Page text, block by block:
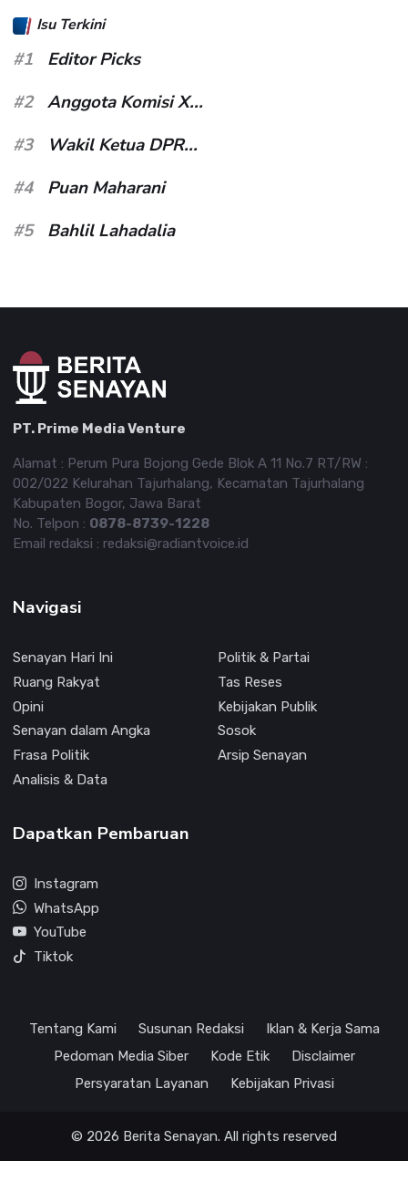
Isu Terkini
#1
Editor Picks
#2
Anggota Komisi X...
#3
Wakil Ketua DPR...
#4
Puan Maharani
#5
Bahlil Lahadalia
PT. Prime Media Venture
Alamat : Perum Pura Bojong Gede Blok A 11 No.7 RT/RW :
002/022 Kelurahan Tajurhalang, Kecamatan Tajurhalang
Kabupaten Bogor, Jawa Barat
No. Telpon : 0878-8739-1228
Email redaksi : redaksi@radiantvoice.id
Navigasi
Senayan Hari Ini
Politik & Partai
Ruang Rakyat
Tas Reses
Opini
Kebijakan Publik
Senayan dalam Angka
Sosok
Frasa Politik
Arsip Senayan
Analisis & Data
Dapatkan Pembaruan
Instagram
WhatsApp
YouTube
Tiktok
Tentang Kami Susunan Redaksi
Iklan & Kerja Sama
Pedoman Media Siber
Kode Etik
Disclaimer
Persyaratan Layanan
Kebijakan Privasi
© 2026 Berita Senayan. All rights reserved